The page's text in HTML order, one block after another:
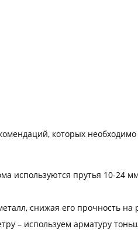
которых
используются прутья 10-24
снижая его прочность
– используем арматуру